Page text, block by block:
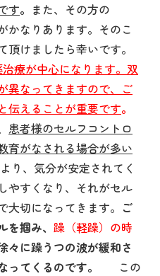
す。 また、その方の
かなりあります。そのこ
頂けましたら幸いです。
療が中心になります。双
異なってきますので、ご
伝えることが重要です。
患者様のセルフコントロ
育がなされる場合が多い
、気分が安定されてく
やすくなり、それがセル
切になってきます。 ご
掴み、 躁（軽躁）の時
々に躁うつの波が緩和さ
てくるのです。
この